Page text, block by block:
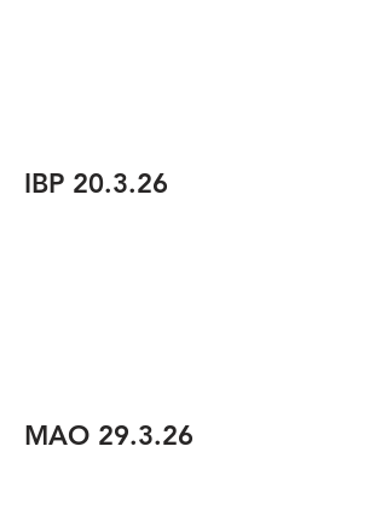
IBP 20.3.26
MAO 29.3.26